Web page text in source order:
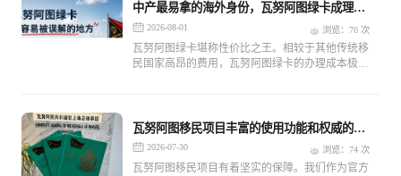
中产最易拿的海外身份，瓦努阿图绿卡成理想
之选2026-08-01 浏览：70 次
瓦努阿图绿卡堪称性价比之王。相较于其他传统移
民国家高昂的费用，瓦努阿图绿卡的办理成本极
瓦努阿图移民项目丰富的使用功能和权威的官
方保障
2026-07-30 浏览：74 次
瓦努阿图移民项目有着坚实的保障。我们作为官方